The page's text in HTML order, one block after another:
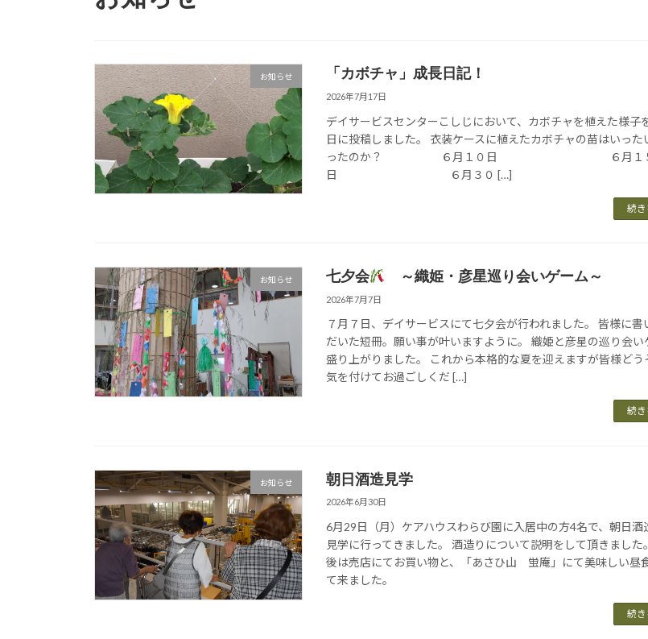
お知らせ 「カボチャ」成長日記！
2026年7月17日
デイサービスセンターこしじにおいて、カボチャを植えた様子
日に投稿しました。 衣装ケースに植えたカボチャの苗はいった
ったのか？ ６月１０日 ６月１
日 ６月３０ […]
続
お知らせ 七夕会 ～織姫・彦星巡り会いゲーム～
2026年7月7日
７月７日、デイサービスにて七夕会が行われました。 皆様に書
だいた短冊。願い事が叶いますように。 織姫と彦星の巡り会い
盛り上がりました。 これから本格的な夏を迎えますが皆様どう
気を付けてお過ごしくだ […]
続
お知らせ 朝日酒造見学
2026年6月30日
6月29日（月）ケアハウスわらび園に入居中の方4名で、朝日酒
見学に行ってきました。 酒造りについて説明をして頂きました
後は売店にてお買い物と、「あさひ山 蛍庵」にて美味しい昼
て来ました。
続